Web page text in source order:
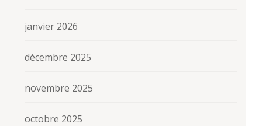
janvier 2026
décembre 2025
novembre 2025
octobre 2025